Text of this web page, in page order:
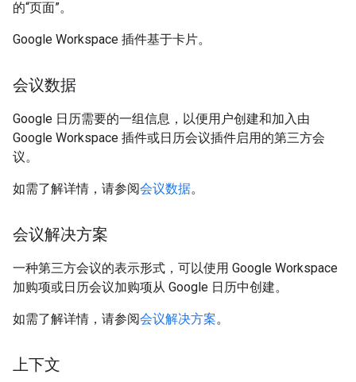
的“页面”。
Google Workspace 插件基于卡片。
会议数据
Google 日历需要的一组信息，以便用户创建和加入由
Google Workspace 插件或日历会议插件启用的第三方会
议。
如需了解详情，请参阅会议数据。
会议解决方案
一种第三方会议的表示形式，可以使用 Google Workspace
加购项或日历会议加购项从 Google 日历中创建。
如需了解详情，请参阅会议解决方案。
上下文